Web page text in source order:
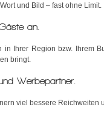
und Bild – fast ohne Limit.
an.
Ihrer Region bzw. Ihrem
bringt.
Werbepartner.
viel bessere Reichweiten